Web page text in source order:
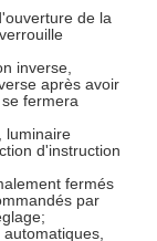
de la
inverse,
après avoir
fermera
luminaire
d'instruction
fermés
par